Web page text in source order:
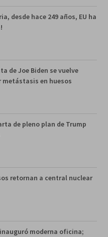
desde hace 249 años, EU ha
de Joe Biden se vuelve
en huesos
de pleno plan de Trump
retornan a central nuclear
inauguró moderna oficina;